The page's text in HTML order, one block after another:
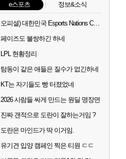
e스포츠 정보&소식
오피셜) 대한민국 Esports Nations Cup 2026 국가대표 명단 모두 확정
페이즈도 불쌍하긴 하네
LPL 현황정리
탐동이 같은 애들은 질수가 없긴하네
KT는 자기들도 빵 터졌었네
2026 사람들 싸게 만드는 원딜 명장면
진짜 갠적으로 도란이 잘하는거임 ?
도란은 마인드가 딱 이거임.
유기견 입양 캠페인 찍은 티원 ㄷㄷ